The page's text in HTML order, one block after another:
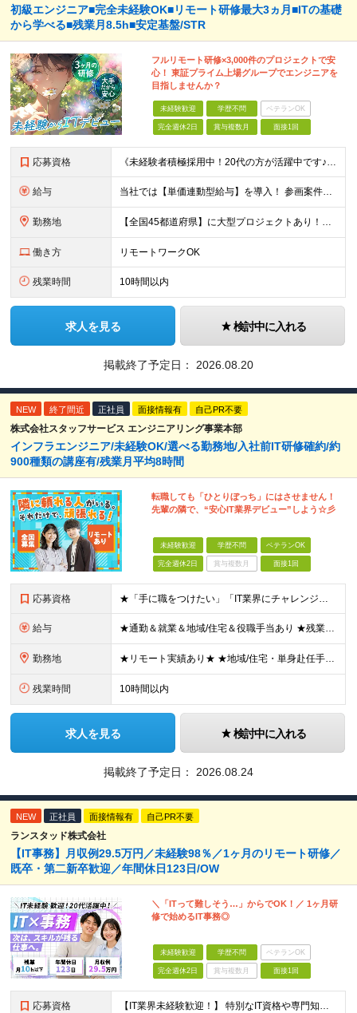
初級エンジニア■完全未経験OK■リモート研修最大3ヵ月■ITの基礎
から学べる■残業月8.5h■安定基盤/STR
フルリモート研修×3,000件のプロジェクトで安
心！ 東証プライム上場グループでエンジニアを
目指しませんか？
未経験歓迎 学歴不問 ベテランOK
完全週休2日 賞与複数月 面接1回
応募資格 《未経験者積極採用中！20代の方が活躍中です♪》 ◎約4割が実務未経験入社！ ■学歴・職歴は一切問いません！ ■第二新卒の方もお気軽にご相談ください♪ ■入社してから数年は、転勤の可能性があります
給与 当社では【単価連動型給与】を導入！ 参画案件の契約単価に連動して給与が決定。 還元率は単価の【70％～80％】と東証プライム上場グループとして高水準です！（社会保険料・教育コスト含む） ■関東：月給
勤務地 【全国45都道府県】に大型プロジェクトあり！※ 四国・沖縄を除く 主要勤務地： 北海道/宮城県/栃木県/埼玉県/千葉県/東京都/神奈川県/愛知県/大阪府/京都府/兵庫県/広島県/福岡県/熊本県 ※勤
働き方 リモートワークOK
残業時間 10時間以内
求人を見る 検討中に入れる
掲載終了予定日： 2026.08.20
NEW 終了間近 正社員 面接情報有 自己PR不要
株式会社スタッフサービス エンジニアリング事業本部
インフラエンジニア/未経験OK/選べる勤務地/入社前IT研修確約/約
900種類の講座有/残業月平均8時間
転職しても「ひとりぼっち」にはさせません！
先輩の隣で、“安心IT業界デビュー”しよう☆彡
未経験歓迎 学歴不問 ベテランOK
完全週休2日 賞与複数月 面接1回
応募資格 ★「手に職をつけたい」「IT業界にチャレンジしたい」方歓迎！ ■学歴不問 ■IT知識・理系文系不問！未経験・第二新卒OK ★ITサポート・IT事務やエンジニアの経験をお持ちの方は優遇します！ 地方在
給与 ★通勤＆就業＆地域/住宅＆役職手当あり ★残業代は全額支給 ★選べる給与制度あり！ ■東京・神奈川・千葉・埼玉勤務の場合 月給24.5万円～55万円＋諸手当 （残業代は全額支給） (20,000円の
勤務地 ★リモート実績あり★ ★地域/住宅・単身赴任手当などサポートも万全 ★転任費用や寮・社宅制度も完備しています ★勤務地については希望を考慮の上、決定します ★面接地エリアでの就業率92％以上！ 『地
残業時間 10時間以内
求人を見る 検討中に入れる
掲載終了予定日： 2026.08.24
NEW 正社員 面接情報有 自己PR不要
ランスタッド株式会社
【IT事務】月収例29.5万円／未経験98％／1ヶ月のリモート研修／
既卒・第二新卒歓迎／年間休日123日/OW
＼「ITって難しそう…」からでOK！／ 1ヶ月研
修で始めるIT事務◎
未経験歓迎 学歴不問 ベテランOK
完全週休2日 賞与複数月 面接1回
応募資格 【IT業界未経験歓迎！】 特別なIT資格や専門知識は必要ありません。 ・学歴不問（文系・理系不問） ・第二新卒、既卒の方も歓迎 ・20代を中心に幅広い年代が活躍中 ・基本的なPC操作ができる方 ・タ